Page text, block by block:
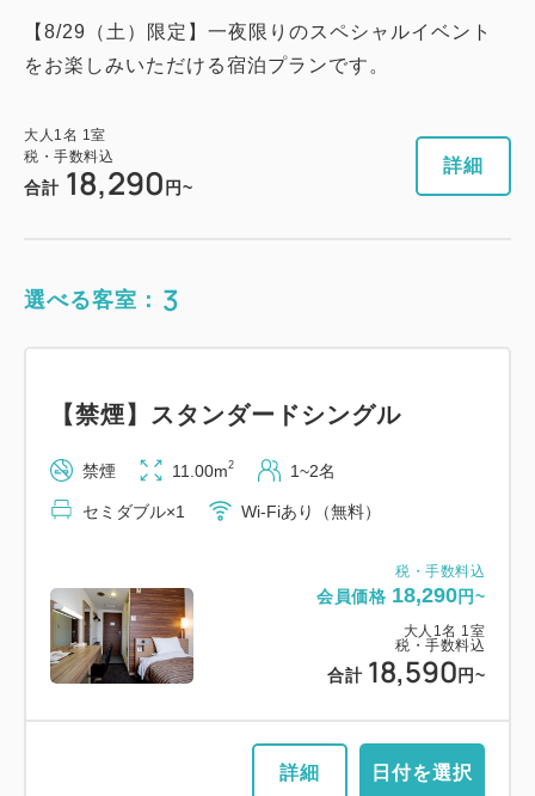
大人1名1 室
税・手数料込
合計 12,000
日付を選択
会員価格
税・手数料込
合計 14,000円~
シングルサイズ×2 Wi-Fiあり（無料）
日付を選択
【8/29（土）限定】一夜限りのスペシャルイベント
をお楽しみいただける宿泊プランです。
大人 1 名 1 室
税・手数料込
合計 18,290 円~
詳細
選べる客室： 3
税・手数料込
会員価格 18,290円~
大人 1 名 1 室
税・手数料込
合計 18,590 円~
【禁煙】スタンダードシングル
禁煙 11.00m2 1~2名
セミダブル×1 Wi-Fiあり（無料）
詳細 日付を選択